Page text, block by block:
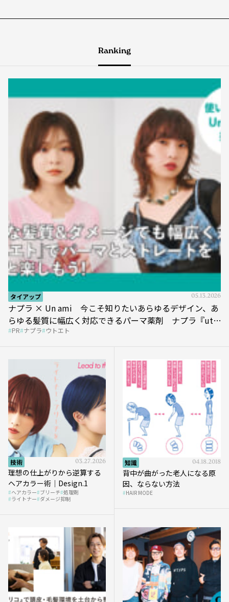
Ranking
タイアップ 05.13.2026
ナプラ × Un ami 今こそ知りたいあらゆるデザイン、あ
らゆる髪質に幅広く対応できるパーマ薬剤 ナプラ『ut-
et』
PR ナプラ ウトエト
技術 03.27.2026
理想の仕上がりから逆算する
ヘアカラー術｜Design.1
ヘアカラー ブリーチ 処理剤
ライトナー ダメージ抑制
知識 04.18.2018
背中が曲がった老人になる原
因、ならない方法
HAIR MODE